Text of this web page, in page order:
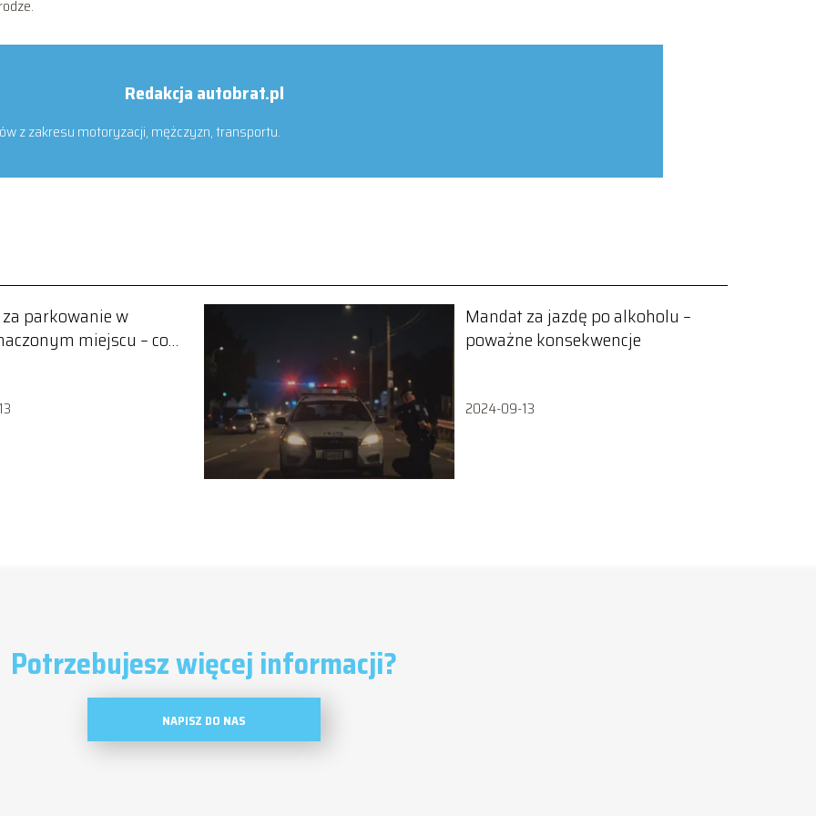
Redakcja autobrat.pl
z zakresu motoryzacji, mężczyzn, transportu.
parkowanie w
miejscu – co
Mandat za jazdę po alkoholu –
poważne konsekwencje
2024-09-13
Potrzebujesz więcej informacji?
NAPISZ DO NAS